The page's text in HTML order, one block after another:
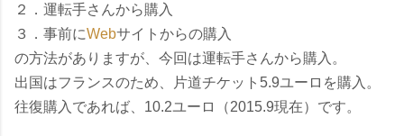
２．運転手さんから購入
３．事前にWebサイトからの購入
の方法がありますが、今回は運転手さんから購入。
出国はフランスのため、片道チケット5.9ユーロを購入。
往復購入であれば、10.2ユーロ（2015.9現在）です。